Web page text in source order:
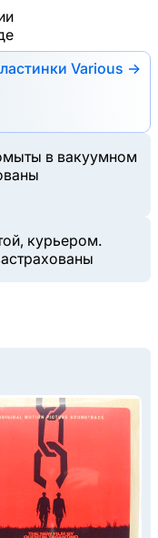
Various →
в вакуумном
курьером.